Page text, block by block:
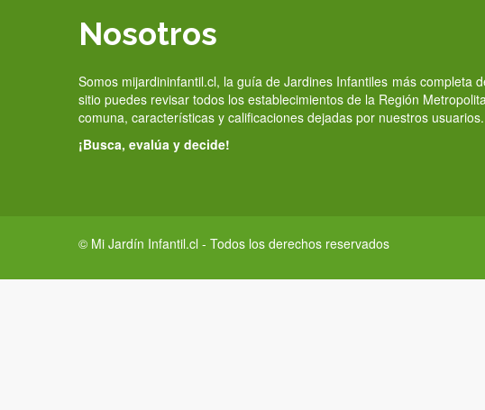
Nosotros
Somos mijardininfantil.cl, la guía de Jardines Infantiles más completa
sitio puedes revisar todos los establecimientos de la Región
comuna, características y calificaciones dejadas por nuestros usuarios.
¡Busca, evalúa y decide!
© Mi Jardín Infantil.cl - Todos los derechos reservados